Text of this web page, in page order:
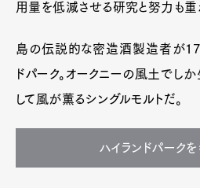
用量を低減させる研究と努力も重
島の伝説的な密造酒製造者が
ドパーク。オークニーの風土でし
して風が薫るシングルモルトだ。
ハイランドパーク